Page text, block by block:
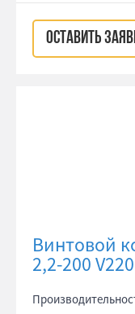
ОСТАВИТЬ
Винтовой
2,2-200 V220